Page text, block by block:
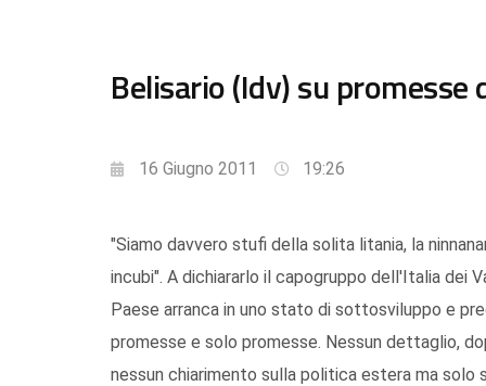
Belisario (Idv) su promesse
16 Giugno 2011 19:26
"Siamo davvero stufi della solita litania, la
incubi". A dichiararlo il capogruppo dell'Italia dei
Paese arranca in uno stato di sottosviluppo e
promesse e solo promesse. Nessun dettaglio,
nessun chiarimento sulla politica estera ma solo